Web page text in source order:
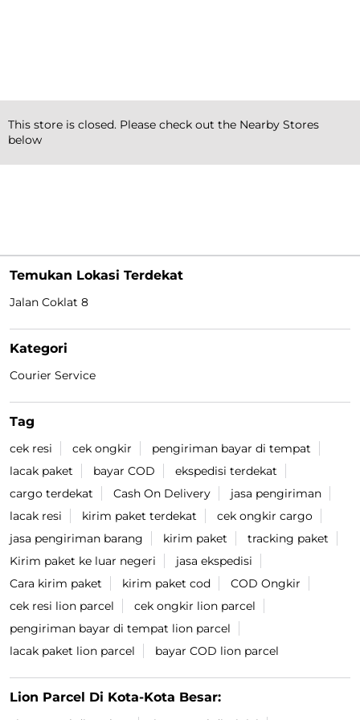
Dapatkan
Temukan Lokasi Terdekat
Jalan Coklat 8
Kategori
Courier Service
Tag
cek resi cek ongkir
pengiriman bayar di tempat
lacak paket
bayar COD
ekspedisi terdekat
cargo terdekat
Cash On Delivery
jasa pengiriman
lacak resi
kirim paket terdekat
cek ongkir cargo
jasa pengiriman barang
kirim paket
tracking paket
Kirim paket ke luar negeri
jasa ekspedisi
Cara kirim paket
kirim paket cod
COD Ongkir
cek resi lion parcel
cek ongkir lion parcel
pengiriman bayar di tempat lion parcel
lacak paket lion parcel
bayar COD lion parcel
Lion Parcel Di Kota-Kota Besar:
This store is closed. Please check out the Nearby Stores
below